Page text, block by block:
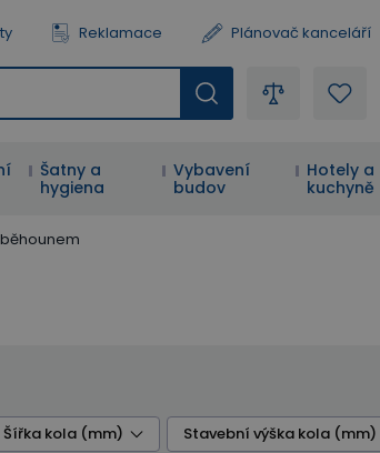
Reklamace Plánovač kanceláří
Šatny a
hygiena
Vybavení
budov
Hotely a
kuchyně
Šířka kola (mm) Stavební výška kola (mm)